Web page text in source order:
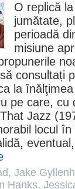
O replică
jumătate,
perioadă
misiune
consultați
la
pe care, cu
Jazz
locul
, Jake
Hanks,